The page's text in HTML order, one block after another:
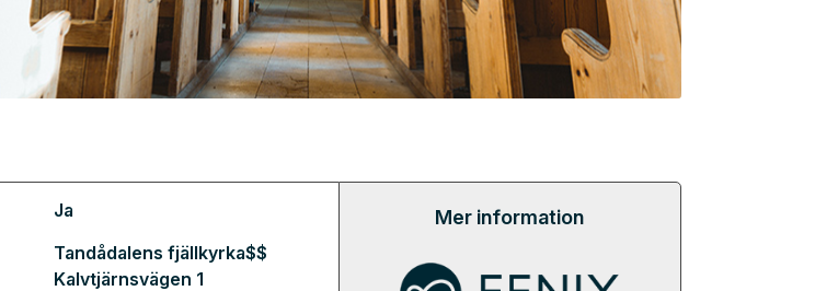
Ja
Tandådalens fjällkyrka$$
Kalvtjärnsvägen 1
Mer information